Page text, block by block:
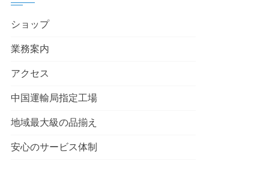
ショップ
業務案内
アクセス
中国運輸局指定工場
地域最大級の品揃え
安心のサービス体制